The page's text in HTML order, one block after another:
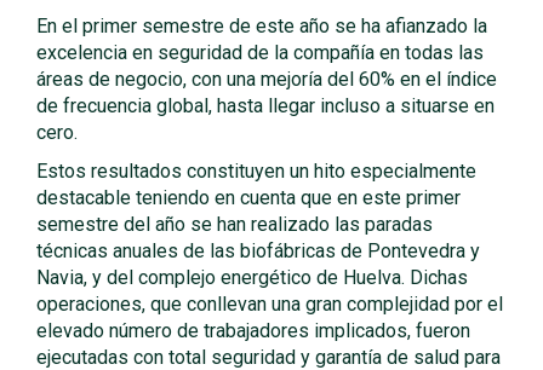
En el primer semestre de este año se ha afianzado la
excelencia en seguridad de la compañía en todas las
áreas de negocio, con una mejoría del 60% en el índice
de frecuencia global, hasta llegar incluso a situarse en
cero.
Estos resultados constituyen un hito especialmente
destacable teniendo en cuenta que en este primer
semestre del año se han realizado las paradas
técnicas anuales de las biofábricas de Pontevedra y
Navia, y del complejo energético de Huelva. Dichas
operaciones, que conllevan una gran complejidad por el
elevado número de trabajadores implicados, fueron
ejecutadas con total seguridad y garantía de salud para